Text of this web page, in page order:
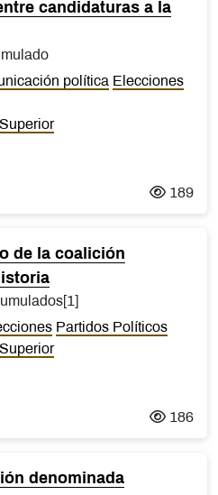
candidaturas a la
política Elecciones
189
de la coalición
Partidos Políticos
186
denominada